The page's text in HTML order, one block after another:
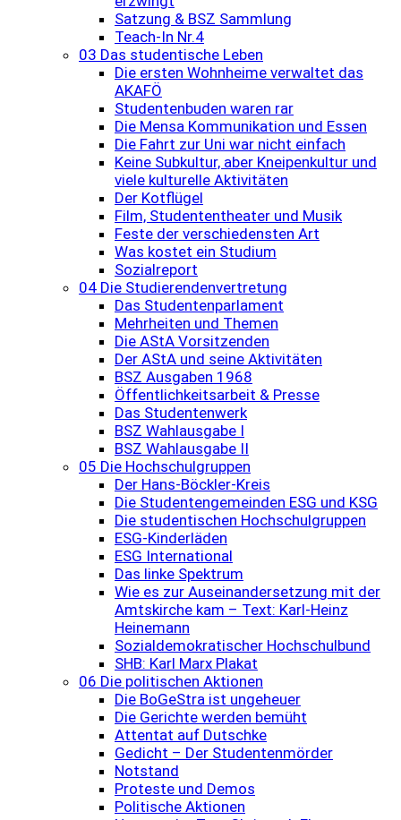
Satzung & BSZ Sammlung
Teach-In Nr.4
03 Das studentische Leben
Die ersten Wohnheime verwaltet das
AKAFÖ
Studentenbuden waren rar
Die Mensa Kommunikation und Essen
Die Fahrt zur Uni war nicht einfach
Keine Subkultur, aber Kneipenkultur und
viele kulturelle Aktivitäten
Der Kotflügel
Film, Studententheater und Musik
Feste der verschiedensten Art
Was kostet ein Studium
Sozialreport
04 Die Studierendenvertretung
Das Studentenparlament
Mehrheiten und Themen
Die AStA Vorsitzenden
Der AStA und seine Aktivitäten
BSZ Ausgaben 1968
Öffentlichkeitsarbeit & Presse
Das Studentenwerk
BSZ Wahlausgabe I
BSZ Wahlausgabe II
05 Die Hochschulgruppen
Der Hans-Böckler-Kreis
Die Studentengemeinden ESG und KSG
Die studentischen Hochschulgruppen
ESG-Kinderläden
ESG International
Das linke Spektrum
Wie es zur Auseinandersetzung mit der
Amtskirche kam – Text: Karl-Heinz
Heinemann
Sozialdemokratischer Hochschulbund
SHB: Karl Marx Plakat
06 Die politischen Aktionen
Die BoGeStra ist ungeheuer
Die Gerichte werden bemüht
Attentat auf Dutschke
Gedicht – Der Studentenmörder
Notstand
Proteste und Demos
Politische Aktionen